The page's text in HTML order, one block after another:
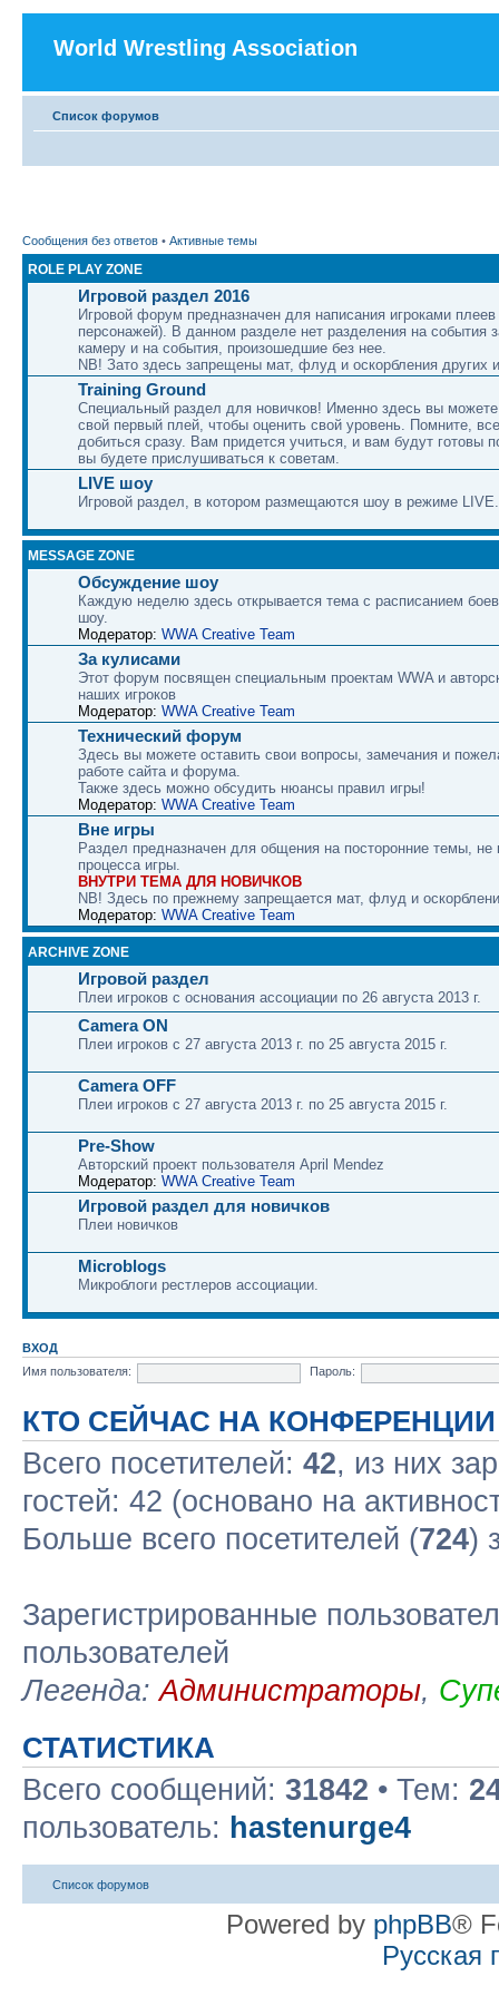
World Wrestling Association
Список форумов
Сообщения без ответов • Активные темы
ROLE PLAY ZONE
Игровой раздел 2016
Игровой форум предназначен для написания игроками плеев
персонажей). В данном разделе нет разделения на события
камеру и на события, произошедшие без нее.
NB! Зато здесь запрещены мат, флуд и оскорбления других
Training Ground
Специальный раздел для новичков! Именно здесь вы можете
свой первый плей, чтобы оценить свой уровень. Помните,
добиться сразу. Вам придется учиться, и вам будут готовы
вы будете прислушиваться к советам.
LIVE шоу
Игровой раздел, в котором размещаются шоу в режиме LIVE.
MESSAGE ZONE
Обсуждение шоу
Каждую неделю здесь открывается тема с расписанием
шоу.
Модератор: WWA Creative Team
За кулисами
Этот форум посвящен специальным проектам WWA и
наших игроков
Модератор: WWA Creative Team
Технический форум
Здесь вы можете оставить свои вопросы, замечания и
работе сайта и форума.
Также здесь можно обсудить нюансы правил игры!
Модератор: WWA Creative Team
Вне игры
Раздел предназначен для общения на посторонние темы,
процесса игры.
ВНУТРИ ТЕМА ДЛЯ НОВИЧКОВ
NB! Здесь по прежнему запрещается мат, флуд и
Модератор: WWA Creative Team
ARCHIVE ZONE
Игровой раздел
Плеи игроков с основания ассоциации по 26 августа 2013 г.
Camera ON
Плеи игроков с 27 августа 2013 г. по 25 августа 2015 г.
Camera OFF
Плеи игроков с 27 августа 2013 г. по 25 августа 2015 г.
Pre-Show
Авторский проект пользователя April Mendez
Модератор: WWA Creative Team
Игровой раздел для новичков
Плеи новичков
Microblogs
Микроблоги рестлеров ассоциации.
ВХОД
Имя пользователя:
Пароль:
КТО СЕЙЧАС НА КОНФЕРЕНЦИИ
Всего посетителей: 42, из них
гостей: 42 (основано на
Больше всего посетителей (724)
Зарегистрированные
пользователей
Легенда:Администраторы,
СТАТИСТИКА
Всего сообщений: 31842 • Тем:
пользователь: hastenurge4
Список форумов
Powered by phpBB®
Русская